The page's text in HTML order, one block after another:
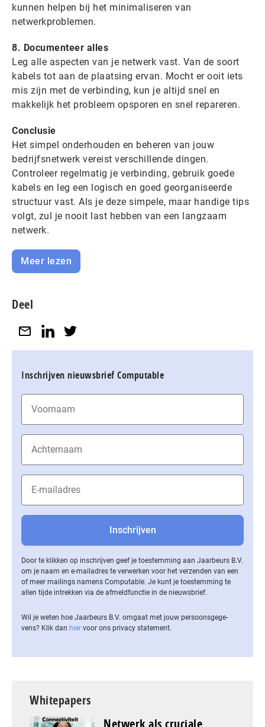
kunnen helpen bij het minimaliseren van
netwerkproblemen.
8. Documenteer alles
Leg alle aspecten van je netwerk vast. Van de soort
kabels tot aan de plaatsing ervan. Mocht er ooit iets
mis zijn met de verbinding, kun je altijd snel en
makkelijk het probleem opsporen en snel repareren.
Conclusie
Het simpel onderhouden en beheren van jouw
bedrijfsnetwerk vereist verschillende dingen.
Controleer regelmatig je verbinding, gebruik goede
kabels en leg een logisch en goed georganiseerde
structuur vast. Als je deze simpele, maar handige tips
volgt, zul je nooit last hebben van een langzaam
netwerk.
Meer lezen
Deel
Inschrijven nieuwsbrief Computable
Door te klikken op inschrijven geef je toestemming aan Jaarbeurs B.V.
om je naam en e-mailadres te verwerken voor het verzenden van een
of meer mailings namens Computable. Je kunt je toestemming te
allen tijde intrekken via de af­meld­func­tie in de nieuwsbrief.
Wil je weten hoe Jaarbeurs B.V. omgaat met jouw per­soons­ge­ge­
vens? Klik dan hier voor ons privacy statement.
Whitepapers